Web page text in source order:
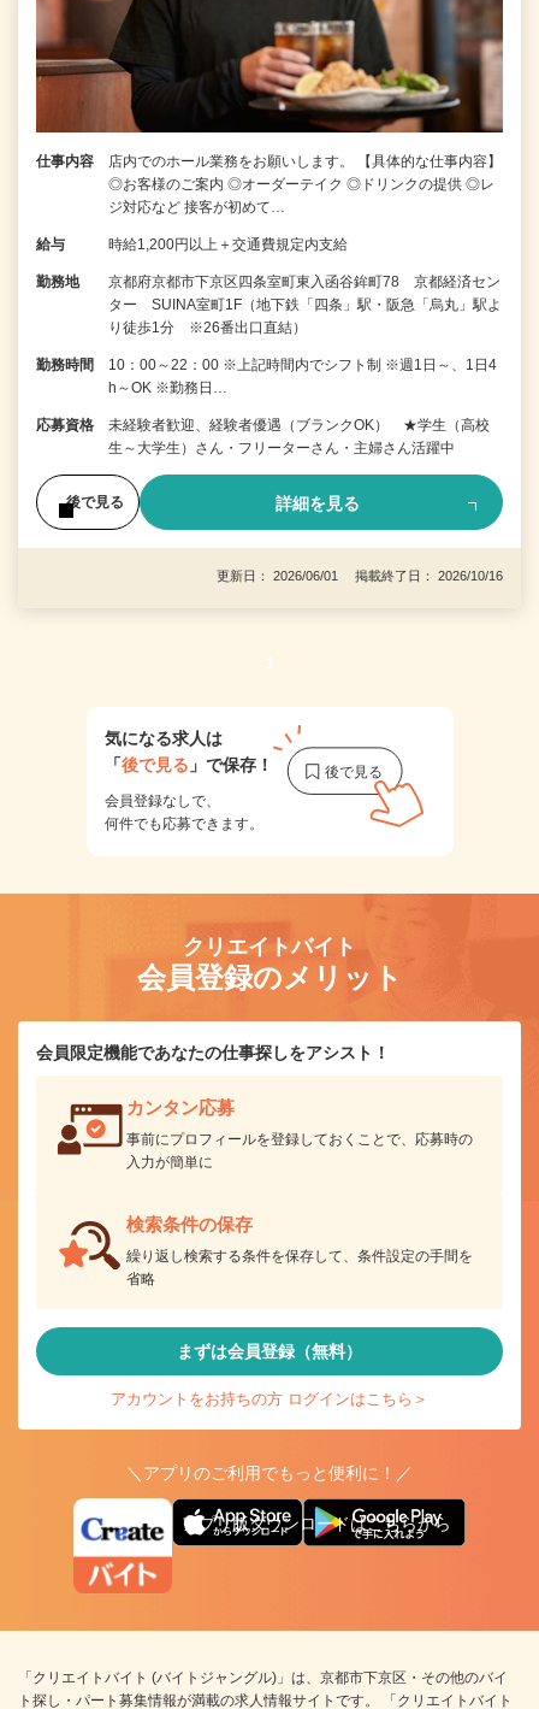
仕事内容
店内でのホール業務をお願いします。 【具体的な仕事内容】
◎お客様のご案内 ◎オーダーテイク ◎ドリンクの提供 ◎レ
ジ対応など 接客が初めて…
給与 時給1,200円以上＋交通費規定内支給
勤務地
京都府京都市下京区四条室町東入函谷鉾町78 京都経済セン
ター SUINA室町1F（地下鉄「四条」駅・阪急「烏丸」駅よ
り徒歩1分 ※26番出口直結）
勤務時間
10：00～22：00 ※上記時間内でシフト制 ※週1日～、1日4
h～OK ※勤務日…
応募資格
未経験者歓迎、経験者優遇（ブランクOK） ★学生（高校
生～大学生）さん・フリーターさん・主婦さん活躍中
後で見る 詳細を見る
更新日： 2026/06/01 掲載終了日： 2026/10/16
1
気になる求人は
「後で見る 」で保存！
会員登録なしで、
何件でも応募できます。
クリエイトバイト
会員登録のメリット
会員限定機能であなたの仕事探しをアシスト！
カンタン応募
事前にプロフィールを登録しておくことで、応募時の
入力が簡単に
検索条件の保存
繰り返し検索する条件を保存して、条件設定の手間を
省略
まずは会員登録（無料）
アカウントをお持ちの方 ログインはこちら＞
＼アプリのご利用でもっと便利に！／
アプリ版ダウンロードはこちらから
「クリエイトバイト (バイトジャングル)」は、京都市下京区・その他のバイ
ト探し・パート募集情報が満載の求人情報サイトです。 「クリエイトバイト